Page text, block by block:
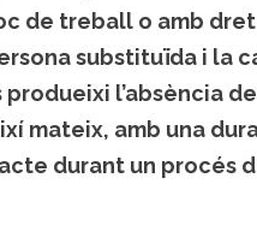
de treball o amb
substituïda i la
l’absència
mateix, amb una
durant un procés